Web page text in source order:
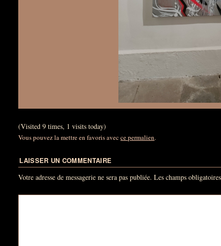
(Visited 9 times, 1 visits today)
Vous pouvez la mettre en favoris avecce permalien.
LAISSER UN COMMENTAIRE
Votre adresse de messagerie ne sera pas publiée. Les champs